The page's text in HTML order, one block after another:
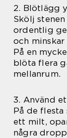
2. Blötlägg
Skölj
ordentlig
och
På en
blöta flera
mellanrum.
3. Använd
På de
ett milt,
några